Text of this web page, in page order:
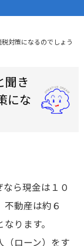
対策になるのでしょう
聞き
にな
ら現金は１０
動産は約６
ります。
（ローン）をす